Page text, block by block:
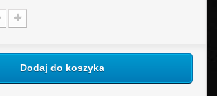
Dodaj do koszyka